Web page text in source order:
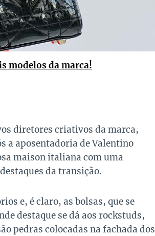
modelos da marca!
diretores criativos da marca,
a aposentadoria de Valentino
maison italiana com uma
da transição.
e, é claro, as bolsas, que se
destaque se dá aos rockstuds,
pedras colocadas na fachada dos